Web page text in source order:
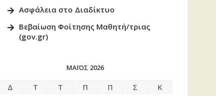
Ασφάλεια στο Διαδίκτυο
Βεβαίωση Φοίτησης Μαθητή/τριας
(gov.gr)
ΜΆΙΟΣ 2026
Δ Τ Τ Π Π Σ
Κ